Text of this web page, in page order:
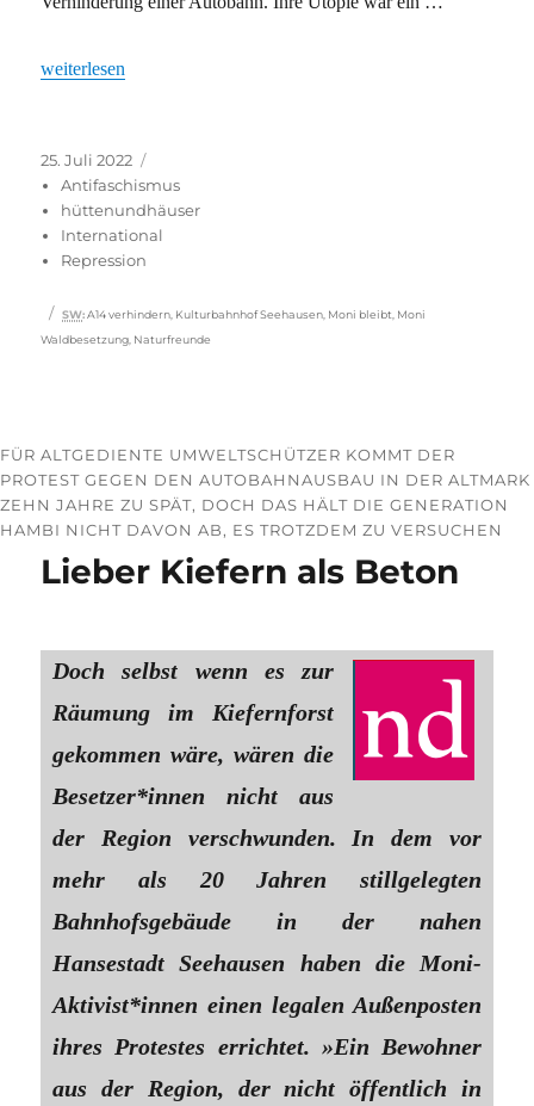
„Waldbesetzung gegen Autobahnausbau vorerst beendet“
weiterlesen
Veröffentlicht
am
25. Juli 2022
Antifaschismus
hüttenundhäuser
International
Repression
Schlagwörter
SW: A14 verhindern Kulturbahnhof Seehausen Moni bleibt Moni
Waldbesetzung Naturfreunde
FÜR ALTGEDIENTE UMWELTSCHÜTZER KOMMT DER
PROTEST GEGEN DEN AUTOBAHNAUSBAU IN DER ALTMARK
ZEHN JAHRE ZU SPÄT, DOCH DAS HÄLT DIE GENERATION
HAMBI NICHT DAVON AB, ES TROTZDEM ZU VERSUCHEN
Lieber Kiefern als Beton
Doch selbst wenn es zur
Räumung im Kiefernforst
gekommen wäre, wären die
Besetzer*innen nicht aus
der Region verschwunden. In dem vor
mehr als 20 Jahren stillgelegten
Bahnhofsgebäude in der nahen
Hansestadt Seehausen haben die Moni-
Aktivist*innen einen legalen Außenposten
ihres Protestes errichtet. »Ein Bewohner
aus der Region, der nicht öffentlich in